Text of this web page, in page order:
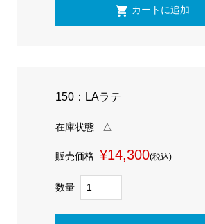
150：LAラテ
在庫状態 : △
販売価格 ¥14,300(税込)
数量